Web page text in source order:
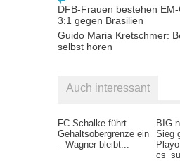
DFB-Frauen bestehen
3:1 gegen Brasilien
Guido Maria Kretschmer:
selbst hören
Auch interessant
FC Schalke führt
Gehaltsobergrenze ein
– Wagner bleibt...
BIG
Sieg